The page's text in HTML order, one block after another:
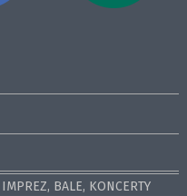
BALE, KONCERTY